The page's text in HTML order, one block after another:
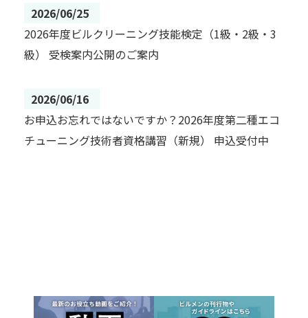
2026/06/25
2026年度ビルクリーニング技能検定（1級・2級・3
級） 受検案内公開のご案内
2026/06/16
お申込お忘れではないですか？2026年度第二種エコ
チューニング技術者資格講習（新規） 申込受付中